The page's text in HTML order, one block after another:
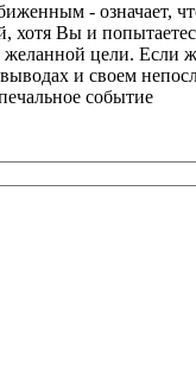
- означает,
хотя Вы и
цели. Если
и своем
событие